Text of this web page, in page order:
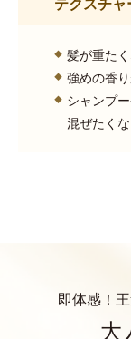
髪が重た
強めの香
シャンプ
混ぜたく
即体感！
大